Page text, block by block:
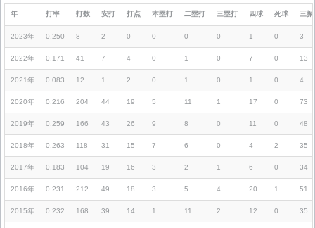
年 打率 打数 安打 打点 本塁打 二塁打 三塁打 四球 死球 三振
2023年 0.250 8 2 0 0 0 0 1 0 3
2022年 0.171 41 7 4 0 1 0 7 0 13
2021年 0.083 12 1 2 0 1 0 1 0 4
2020年 0.216 204 44 19 5 11 1 17 0 73
2019年 0.259 166 43 26 9 8 0 11 0 48
2018年 0.263 118 31 15 7 6 0 4 2 35
2017年 0.183 104 19 16 3 2 1 6 0 34
2016年 0.231 212 49 18 3 5 4 20 1 51
2015年 0.232 168 39 14 1 11 2 12 0 35